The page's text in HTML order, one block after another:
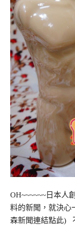
OH~~~~~~日本人
料的新聞，就決心
森新聞連結點此)